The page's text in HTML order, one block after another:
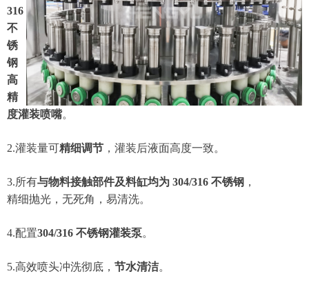
316
不
锈
钢
高
精
度灌装喷嘴。
2.灌装量可精细调节 ，灌装后液面高度一致。
3.所有与物料接触部件及料缸均为 304/316 不锈钢 ，
精细抛光，无死角，易清洗。
4.配置304/316 不锈钢灌装泵。
5.高效喷头冲洗彻底， 节水清洁。